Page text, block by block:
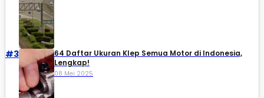
#3
64 Daftar Ukuran Klep Semua Motor di Indonesia,
Lengkap!
08 Mei 2025